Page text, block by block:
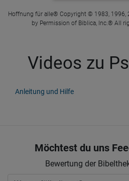
Hoffnung für alle® Copyright © 1983, 1996,
by Permission of Biblica, Inc.® All
Videos zu
Anleitung und Hilfe
Möchtest du uns
Bewertung der